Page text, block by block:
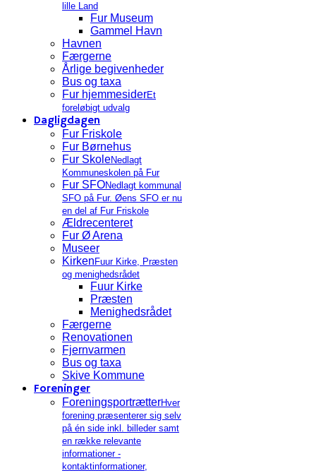
lille Land
Fur Museum
Gammel Havn
Havnen
Færgerne
Årlige begivenheder
Bus og taxa
Fur hjemmesiderEt
foreløbigt udvalg
Dagligdagen
Fur Friskole
Fur Børnehus
Fur SkoleNedlagt
Kommuneskolen på Fur
Fur SFONedlagt kommunal
SFO på Fur. Øens SFO er nu
en del af Fur Friskole
Ældrecenteret
Fur Ø Arena
Museer
Kirken Fuur Kirke, Præsten
og menighedsrådet
Fuur Kirke
Præsten
Menighedsrådet
Færgerne
Renovationen
Fjernvarmen
Bus og taxa
Skive Kommune
Foreninger
ForeningsportrætterHver
forening præsenterer sig selv
på én side inkl. billeder samt
en række relevante
informationer -
kontaktinformationer,